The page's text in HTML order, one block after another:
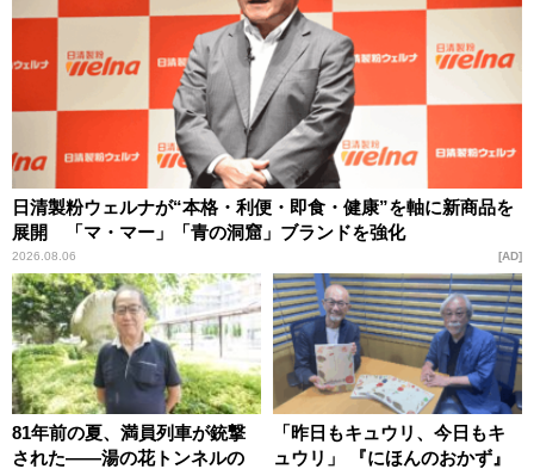
日清製粉ウェルナが“本格・利便・即食・健康”を軸に新商品を
展開 「マ・マー」「青の洞窟」ブランドを強化
2026.08.06 AD
81年前の夏、満員列車が銃撃
された――湯の花トンネルの
「昨日もキュウリ、今日もキ
ュウリ」 『にほんのおかず』